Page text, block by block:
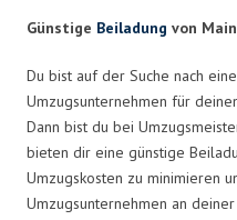
Günstige Beiladung von
Du bist auf der Suche nach
Umzugsunternehmen für
Dann bist du bei
bieten dir eine günstige
Umzugskosten zu minimieren
Umzugsunternehmen an